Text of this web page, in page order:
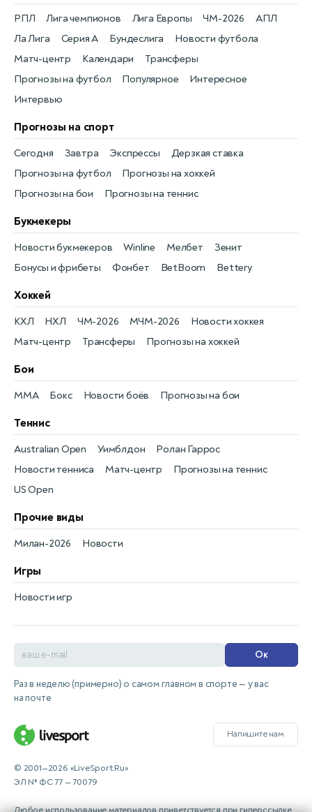
Новости футбола
РПЛ
Матч-центр
Лига чемпионов
Календари
Лига Европы
Трансферы
ЧМ-2026
Прогнозы на футбол
АПЛ
Популярное
Ла Лига
Интересное
Серия А
Интервью
Бундеслига
Прогнозы на спорт
Прогнозы на футбол
Сегодня
Прогнозы на хоккей
Завтра
Прогнозы на бои
Экспрессы
Прогнозы на теннис
Дерзкая ставка
Букмекеры
Бонусы и фрибеты
Новости букмекеров
Фонбет
Winline
BetBoom
Мелбет
Bettery
Зенит
Хоккей
Новости хоккея
КХЛ
Матч-центр
НХЛ
Трансферы
ЧМ-2026
Прогнозы на хоккей
МЧМ-2026
Бои
Новости боёв
MMA Прогнозы на бои
Бокс
Теннис
Новости тенниса
Australian Open
Матч-центр
Уимблдон
Прогнозы на теннис
Ролан Гаррос
US Open
Прочие виды
Новости
Милан-2026
Игры
Новости игр
Ок
Раз в неделю (примерно) о самом главном в спорте — у вас
на почте
Напишите нам
© 2001—2026 «LiveSport.Ru»
ЭЛ № ФС 77 — 70079